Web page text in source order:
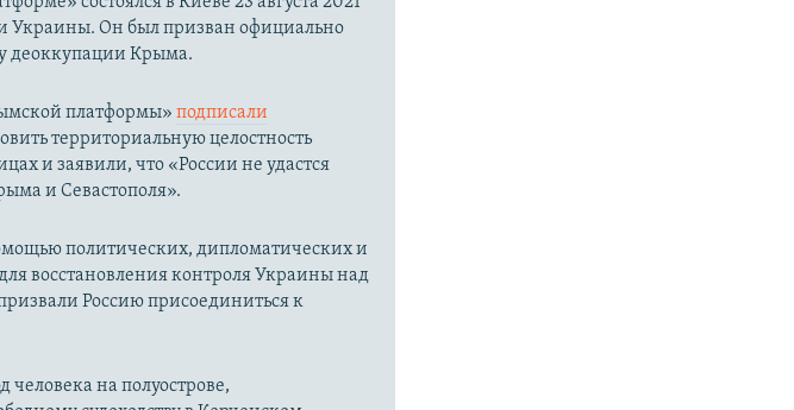
Украины. Он был призван официально
деоккупации Крыма.
платформы»подписали
территориальную целостность
и заявили, что «России не удастся
и Севастополя».
политических, дипломатических и
восстановления контроля Украины над
Россию присоединиться к
на полуострове,